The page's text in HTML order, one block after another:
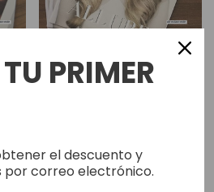
Catálogo Mujer - 2018
Añadir Al Carrito
PRIMER
el descuento y
por correo electrónico.